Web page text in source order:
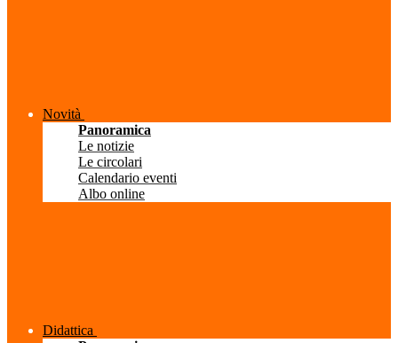
Novità
Panoramica
Le notizie
Le circolari
Calendario eventi
Albo online
Didattica